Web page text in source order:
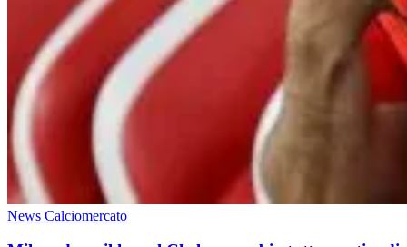
News Calciomercato